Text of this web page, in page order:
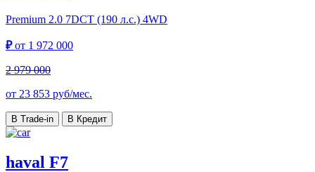
Premium 2.0 7DCT (190 л.с.) 4WD
₽от 1 972 000
2 979 000
от 23 853 руб/мес.
В Trade-in В Кредит
haval F7